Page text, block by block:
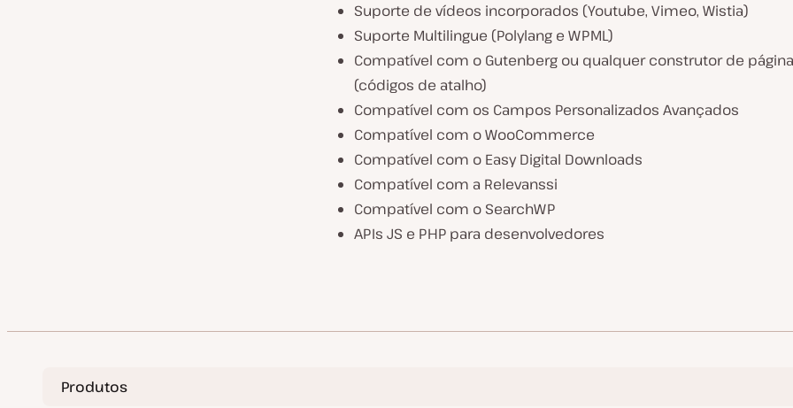
Suporte de vídeos incorporados (Youtube, Vimeo, Wistia)
Suporte Multilingue (Polylang e WPML)
Compatível com o Gutenberg ou qualquer construtor de
(códigos de atalho)
Compatível com os Campos Personalizados Avançados
Compatível com o WooCommerce
Compatível com o Easy Digital Downloads
Compatível com a Relevanssi
Compatível com o SearchWP
APIs JS e PHP para desenvolvedores
Produtos